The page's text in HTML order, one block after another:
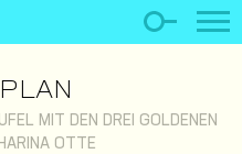
MIT DEN DREI GOLDENEN
OTTE